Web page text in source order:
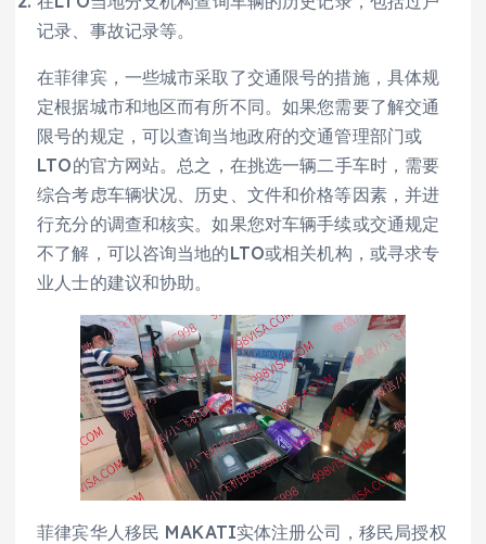
记录、事故记录等。
在菲律宾，一些城市采取了交通限号的措施，具体规
定根据城市和地区而有所不同。如果您需要了解交通
限号的规定，可以查询当地政府的交通管理部门或
LTO的官方网站。总之，在挑选一辆二手车时，需要
综合考虑车辆状况、历史、文件和价格等因素，并进
行充分的调查和核实。如果您对车辆手续或交通规定
不了解，可以咨询当地的LTO或相关机构，或寻求专
业人士的建议和协助。
菲律宾华人移民 MAKATI实体注册公司，移民局授权